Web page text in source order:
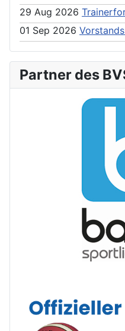
29 Aug 2026
01 Sep 2026
Partner des